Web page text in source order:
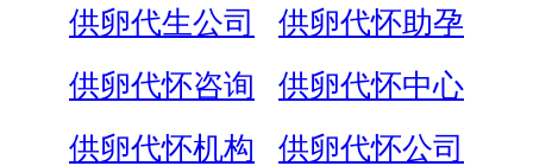
供卵代生公司
供卵代怀助孕
供卵代怀咨询
供卵代怀中心
供卵代怀机构
供卵代怀公司